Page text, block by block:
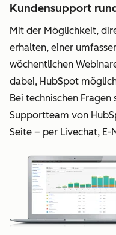
Kundensupport
Mit der Möglichkeit,
erhalten, einer
wöchentlichen
dabei, HubSpot
Bei technischen
Supportteam von
Seite – per Livechat, E-